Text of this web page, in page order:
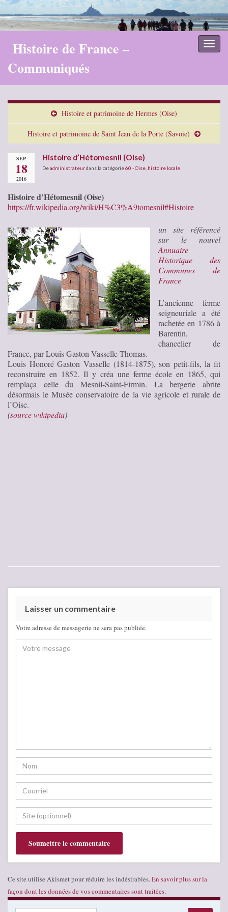
Histoire de France –
Communiqués
Histoire et patrimoine de Hermes (Oise)
Histoire et patrimoine de Saint Jean de la Porte (Savoie)
SEP
18
2016
Histoire d’Hétomesnil (Oise)
Deadministrateurdans la catégorie60 - Oise histoire locale
Histoire d’Hétomesnil (Oise)
https://fr.wikipedia.org/wiki/H%C3%A9tomesnil#Histoire
un site référencé
sur le nouvel
Annuaire
Historique des
Communes de
France
L’ancienne ferme
seigneuriale a été
rachetée en 1786 à
Barentin,
chancelier de
France, par Louis Gaston Vasselle-Thomas.
Louis Honoré Gaston Vasselle (1814-1875), son petit-fils, la fit
reconstruire en 1852. Il y créa une ferme école en 1865, qui
remplaça celle du Mesnil-Saint-Firmin. La bergerie abrite
désormais le Musée conservatoire de la vie agricole et rurale de
l’Oise.
(source wikipedia)
Laisser un commentaire
Votre adresse de messagerie ne sera pas publiée.
Ce site utilise Akismet pour réduire les indésirables. En savoir plus sur la
façon dont les données de vos commentaires sont traitées.